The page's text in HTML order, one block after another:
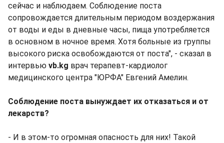
сейчас и наблюдаем. Соблюдение поста
сопровождается длительным периодом воздержания
от воды и еды в дневные часы, пища употребляется
в основном в ночное время. Хотя больные из группы
высокого риска освобождаются от поста", - сказал в
интервью vb.kg врач терапевт-кардиолог
медицинского центра "ЮРФА" Евгений Амелин.
Соблюдение поста вынуждает их отказаться и от
лекарств?
- И в этом-то огромная опасность для них! Такой